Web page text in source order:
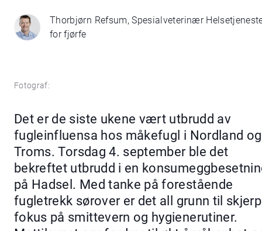
Thorbjørn Refsum, Spesialveterinær
for fjørfe
Fotograf:
Det er de siste ukene vært utbrudd av
fugleinfluensa hos måkefugl i Nordland og
Troms. Torsdag 4. september ble det
bekreftet utbrudd i en
på Hadsel. Med tanke på forestående
fugletrekk sørover er det all grunn til
fokus på smittevern og hygienerutiner.